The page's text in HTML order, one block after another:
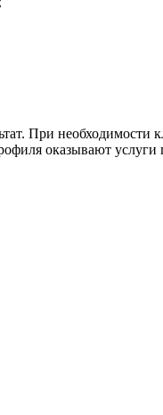
При необходимости
оказывают